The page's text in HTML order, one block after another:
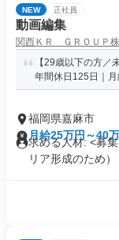
NEW 正社員
動画編集
関西ＫＲ ＧＲＯＵＰ
【29歳以下の方／
年間休日125日｜
福岡県嘉麻市
月給25万円～40
求める人材: <募
リア形成のため）